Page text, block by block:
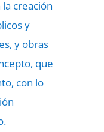
creación
y
y obras
que
con lo